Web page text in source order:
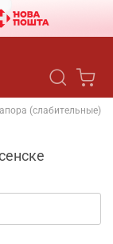
(слабительные)